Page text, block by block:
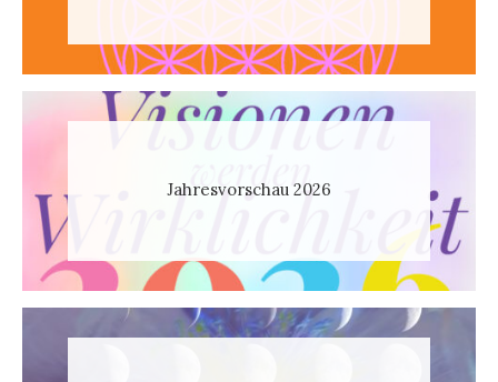
Jahresvorschau 2026